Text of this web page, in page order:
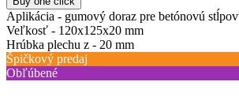
Aplikácia - gumový doraz pre betónovú
Veľkosť - 120x125x20 mm
Hrúbka plechu z - 20 mm
Špičkový predaj
Obľúbené